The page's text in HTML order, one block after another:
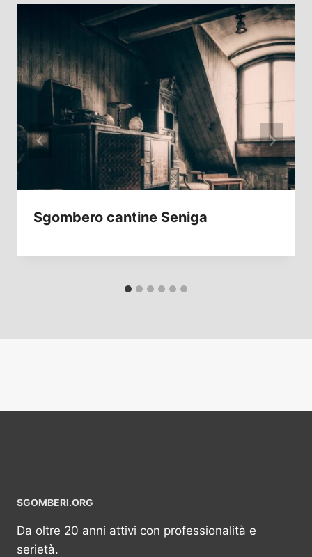
Sgombero cantine Seniga
SGOMBERI.ORG
Da oltre 20 anni attivi con professionalità e
serietà.